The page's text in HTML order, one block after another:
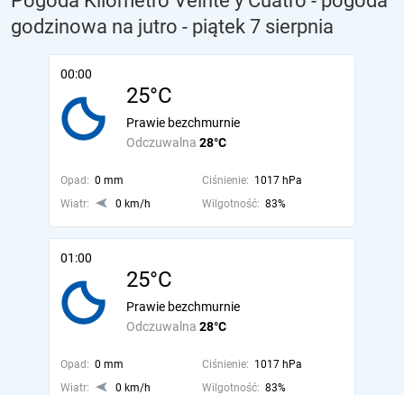
godzinowa na jutro - piątek 7 sierpnia
00:00
25°C
Odczuwalna 28°C
Prawie bezchmurnie
Opad: 0 mm Ciśnienie: 1017 hPa
Wiatr:
0 km/h Wilgotność: 83%
01:00
25°C
Odczuwalna 28°C
Prawie bezchmurnie
Opad: 0 mm Ciśnienie: 1017 hPa
Wiatr:
0 km/h Wilgotność: 83%